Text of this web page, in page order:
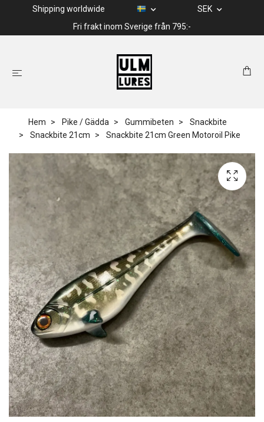
Shipping worldwide
SEK
Fri frakt inom Sverige från 795:-
Hem Pike / Gädda Gummibeten
Snackbite
Snackbite 21cm
Snackbite 21cm Green Motoroil Pike